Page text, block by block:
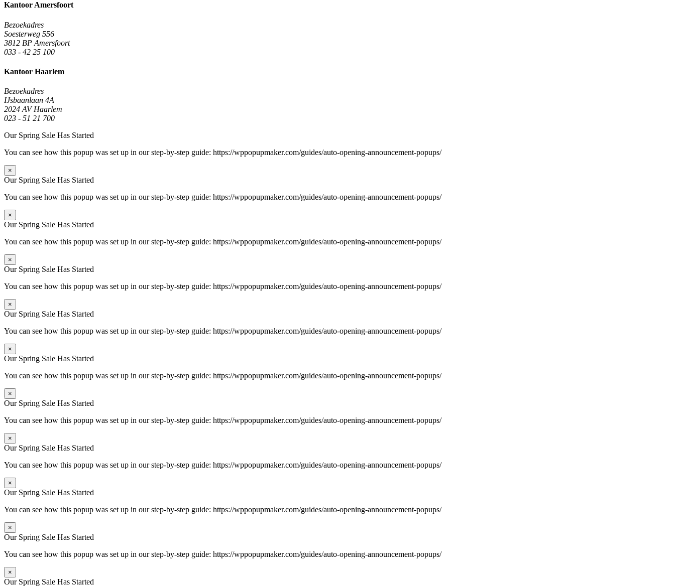
Kantoor Amersfoort
Bezoekadres
Soesterweg 556
3812 BP Amersfoort
033 - 42 25 100
Kantoor Haarlem
Bezoekadres
IJsbaanlaan 4A
2024 AV Haarlem
023 - 51 21 700
Our Spring Sale Has Started
You can see how this popup was set up in our step-by-step guide: https://wppopupmaker.com/guides/auto-opening-announcement-popups/
×
Our Spring Sale Has Started
You can see how this popup was set up in our step-by-step guide: https://wppopupmaker.com/guides/auto-opening-announcement-popups/
×
Our Spring Sale Has Started
You can see how this popup was set up in our step-by-step guide: https://wppopupmaker.com/guides/auto-opening-announcement-popups/
×
Our Spring Sale Has Started
You can see how this popup was set up in our step-by-step guide: https://wppopupmaker.com/guides/auto-opening-announcement-popups/
×
Our Spring Sale Has Started
You can see how this popup was set up in our step-by-step guide: https://wppopupmaker.com/guides/auto-opening-announcement-popups/
×
Our Spring Sale Has Started
You can see how this popup was set up in our step-by-step guide: https://wppopupmaker.com/guides/auto-opening-announcement-popups/
×
Our Spring Sale Has Started
You can see how this popup was set up in our step-by-step guide: https://wppopupmaker.com/guides/auto-opening-announcement-popups/
×
Our Spring Sale Has Started
You can see how this popup was set up in our step-by-step guide: https://wppopupmaker.com/guides/auto-opening-announcement-popups/
×
Our Spring Sale Has Started
You can see how this popup was set up in our step-by-step guide: https://wppopupmaker.com/guides/auto-opening-announcement-popups/
×
Our Spring Sale Has Started
You can see how this popup was set up in our step-by-step guide: https://wppopupmaker.com/guides/auto-opening-announcement-popups/
×
Our Spring Sale Has Started